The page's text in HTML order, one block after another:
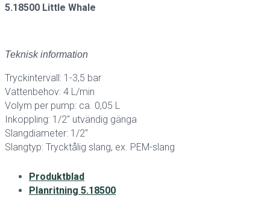
5.18500 Little Whale
Teknisk information
Tryckintervall: 1-3,5 bar
Vattenbehov: 4 L/min
Volym per pump: ca. 0,05 L
Inkoppling: 1/2″ utvändig gänga
Slangdiameter: 1/2″
Slangtyp: Trycktålig slang, ex. PEM-slang
Produktblad
Planritning 5.18500